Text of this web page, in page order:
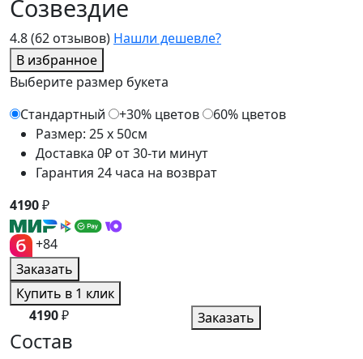
4.8(62 отзывов) Нашли дешевле?
В избранное
Созвездие
Выберите размер букета
Стандартный
+30% цветов
60% цветов
Размер: 25 x 50см
Доставка 0₽ от 30-ти минут
Гарантия 24 часа на возврат
4190₽
+84
Заказать
Купить в 1 клик
4190₽ Заказать
Состав